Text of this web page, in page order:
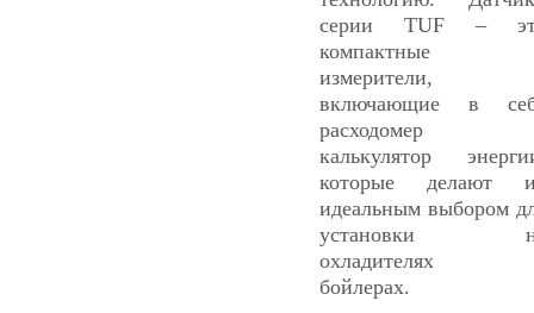
серии TUF –
компактные
измерители,
включающие в
расходомер
калькулятор
которые делают
идеальным выбором
установки
охладителях
бойлерах.